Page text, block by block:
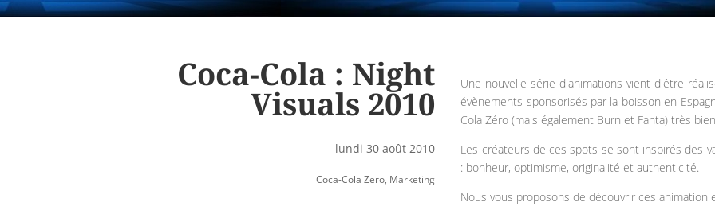
Coca-Cola : Night
Visuals 2010
lundi 30 août 2010
Coca-Cola Zero, Marketing
Une nouvelle série d'animations vient d'être
évènements sponsorisés par la boisson en
Cola Zéro (mais également Burn et Fanta) très
Les créateurs de ces spots se sont inspirés des
: bonheur, optimisme, originalité et authenticité.
Nous vous proposons de découvrir ces animation